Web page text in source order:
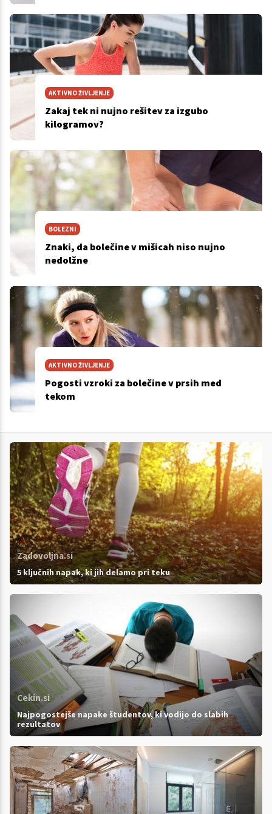
AKTIVNO ŽIVLJENJE
Zakaj tek ni nujno rešitev za izgubo
kilogramov?
BOLEZNI
Znaki, da bolečine v mišicah niso nujno
nedolžne
AKTIVNO ŽIVLJENJE
Pogosti vzroki za bolečine v prsih med
tekom
Zadovoljna.si
5 ključnih napak, ki jih delamo pri teku
Cekin.si
Najpogostejše napake študentov, ki vodijo do slabih
rezultatov